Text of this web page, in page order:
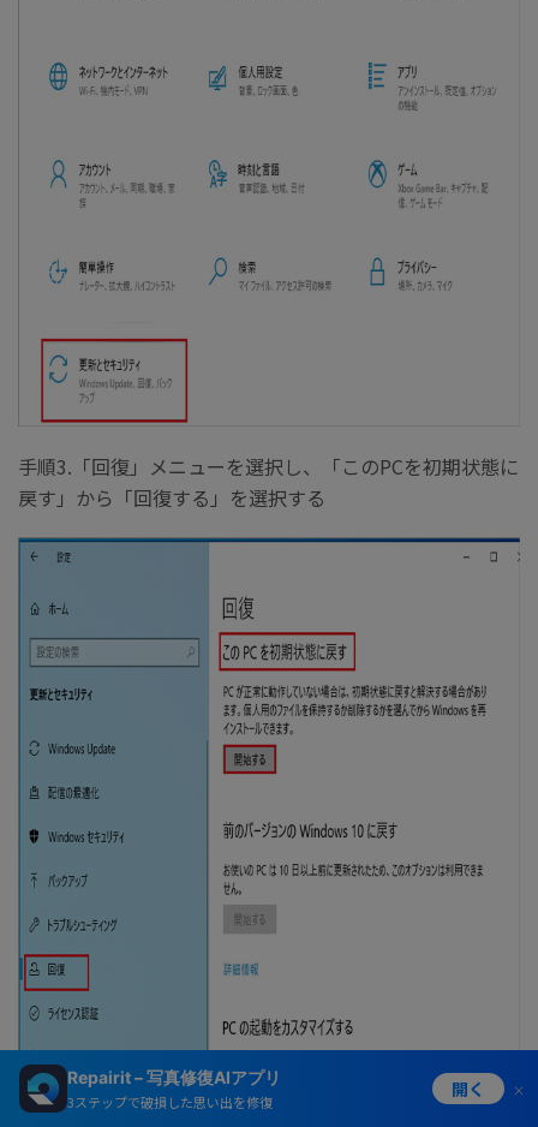
Repairit – 写真修復AIアプリ
3ステップで破損した思い出を修復
開く
手順3.「回復」メニューを選択し、「このPCを初期状態に
戻す」から「回復する」を選択する